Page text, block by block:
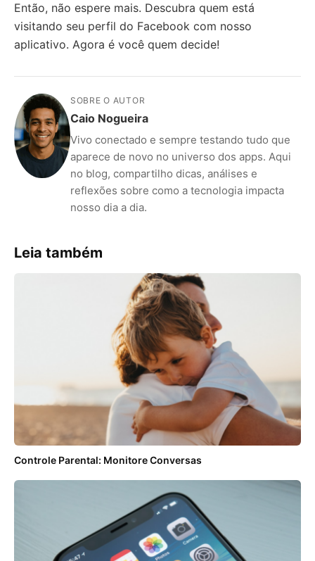
Então, não espere mais. Descubra quem está
visitando seu perfil do Facebook com nosso
aplicativo. Agora é você quem decide!
SOBRE O AUTOR
Caio Nogueira
Vivo conectado e sempre testando tudo que
aparece de novo no universo dos apps. Aqui
no blog, compartilho dicas, análises e
reflexões sobre como a tecnologia impacta
nosso dia a dia.
Leia também
Controle Parental: Monitore Conversas